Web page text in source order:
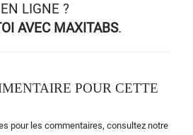
EN LIGNE?
AVEC MAXITABS.
POUR CETTE
pour les commentaires, consultez notre